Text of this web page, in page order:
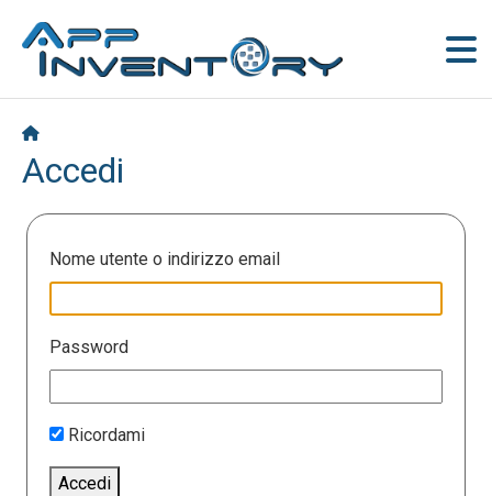
Accedi
Nome utente o indirizzo email
Password
Ricordami
Accedi